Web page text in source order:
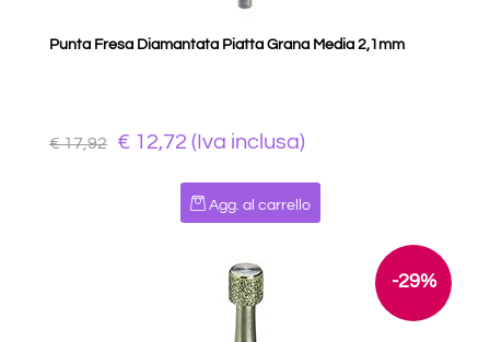
Punta Fresa Diamantata Piatta Grana Media 2,1mm
€ 17,92 € 12,72 (Iva inclusa)
Quantità
Agg. al carrello
-29%